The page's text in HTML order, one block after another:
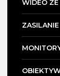
WIDEO
ZASILANIE